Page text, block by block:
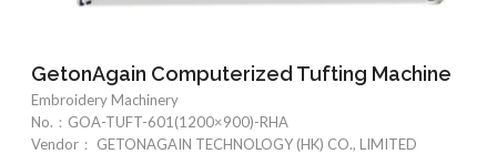
GetonAgain Computerized Tufting Machine
Embroidery Machinery
No.： GOA-TUFT-601(1200×900)-RHA
Vendor：
GETONAGAIN TECHNOLOGY (HK) CO., LIMITED